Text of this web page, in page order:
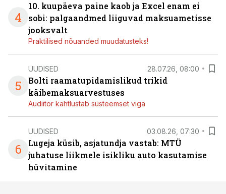
4
10. kuupäeva paine kaob ja Excel enam ei
sobi: palgaandmed liiguvad maksuametisse
jooksvalt
Praktilised nõuanded muudatusteks!
5
UUDISED 28.07.26, 08:00
Bolti raamatupidamislikud trikid
käibemaksuarvestuses
Audiitor kahtlustab süsteemset viga
6
UUDISED 03.08.26, 07:30
Lugeja küsib, asjatundja vastab: MTÜ
juhatuse liikmele isikliku auto kasutamise
hüvitamine